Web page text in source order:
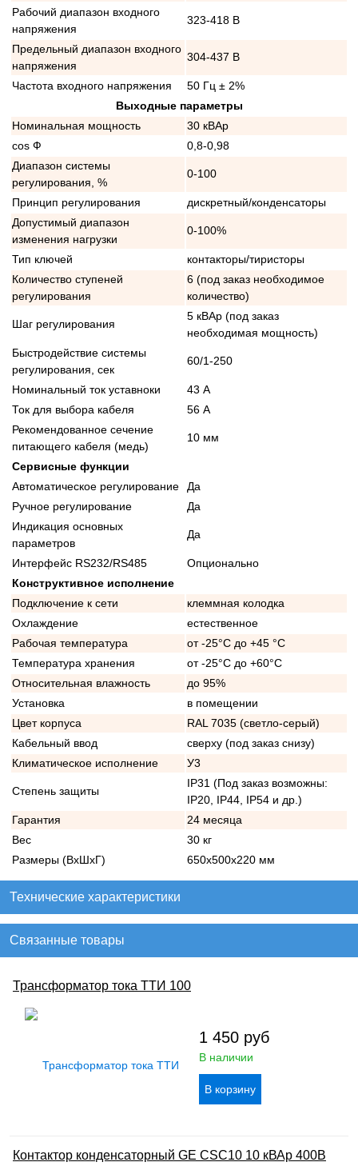
Рабочий диапазон входного
напряжения
323-418 В
Предельный диапазон входного
напряжения
304-437 В
Частота входного напряжения
50 Гц ± 2%
Выходные параметры
Номинальная мощность
30 кВАр
cos Ф
0,8-0,98
Диапазон системы
регулирования, %
0-100
Принцип регулирования
дискретный/конденсаторы
Допустимый диапазон
изменения нагрузки
0-100%
Тип ключей
контакторы/тиристоры
Количество ступеней
регулирования
6 (под заказ необходимое
количество)
Шаг регулирования
5 кВАр (под заказ
необходимая мощность)
Быстродействие системы
регулирования, сек
60/1-250
Номинальный ток уставноки
43 А
Ток для выбора кабеля
56 А
Рекомендованное сечение
питающего кабеля (медь)
10 мм
Сервисные функции
Автоматическое регулирование
Да
Ручное регулирование
Да
Индикация основных
параметров
Да
Интерфейс RS232/RS485
Опционально
Конструктивное исполнение
Подключение к сети
клеммная колодка
Охлаждение
естественное
Рабочая температура
от -25°C до +45 °C
Температура хранения
от -25°C до +60°C
Относительная влажность
до 95%
Установка
в помещении
Цвет корпуса
RAL 7035 (светло-серый)
Кабельный ввод
сверху (под заказ снизу)
Климатическое исполнение
У3
Степень защиты
IP31 (Под заказ возможны:
IP20, IP44, IP54 и др.)
Гарантия
24 месяца
Вес
30 кг
Размеры (ВхШхГ)
650х500х220 мм
Технические характеристики
Связанные товары
Трансформатор тока ТТИ 100
1 450 руб
В наличии
Контактор конденсаторный GE CSC10 10 кВАр 400В